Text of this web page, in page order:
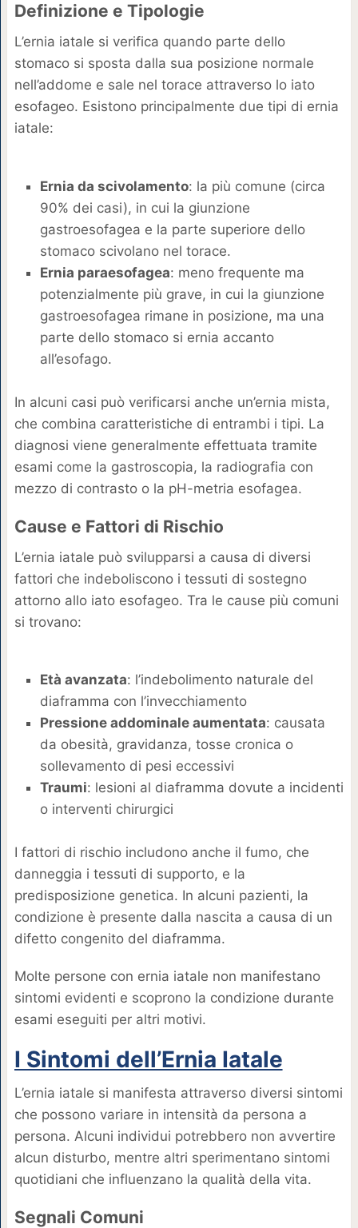
Definizione e Tipologie
L’ernia iatale si verifica quando parte dello
stomaco si sposta dalla sua posizione normale
nell’addome e sale nel torace attraverso lo iato
esofageo. Esistono principalmente due tipi di ernia
iatale:
Ernia da scivolamento: la più comune (circa
90% dei casi), in cui la giunzione
gastroesofagea e la parte superiore dello
stomaco scivolano nel torace.
Ernia paraesofagea: meno frequente ma
potenzialmente più grave, in cui la giunzione
gastroesofagea rimane in posizione, ma una
parte dello stomaco si ernia accanto
all’esofago.
In alcuni casi può verificarsi anche un’ernia mista,
che combina caratteristiche di entrambi i tipi. La
diagnosi viene generalmente effettuata tramite
esami come la gastroscopia, la radiografia con
mezzo di contrasto o la pH-metria esofagea.
Cause e Fattori di Rischio
L’ernia iatale può svilupparsi a causa di diversi
fattori che indeboliscono i tessuti di sostegno
attorno allo iato esofageo. Tra le cause più comuni
si trovano:
Età avanzata: l’indebolimento naturale del
diaframma con l’invecchiamento
Pressione addominale aumentata: causata
da obesità, gravidanza, tosse cronica o
sollevamento di pesi eccessivi
Traumi: lesioni al diaframma dovute a incidenti
o interventi chirurgici
I fattori di rischio includono anche il fumo, che
danneggia i tessuti di supporto, e la
predisposizione genetica. In alcuni pazienti, la
condizione è presente dalla nascita a causa di un
difetto congenito del diaframma.
Molte persone con ernia iatale non manifestano
sintomi evidenti e scoprono la condizione durante
esami eseguiti per altri motivi.
I Sintomi dell’Ernia Iatale
L’ernia iatale si manifesta attraverso diversi sintomi
che possono variare in intensità da persona a
persona. Alcuni individui potrebbero non avvertire
alcun disturbo, mentre altri sperimentano sintomi
quotidiani che influenzano la qualità della vita.
Segnali Comuni